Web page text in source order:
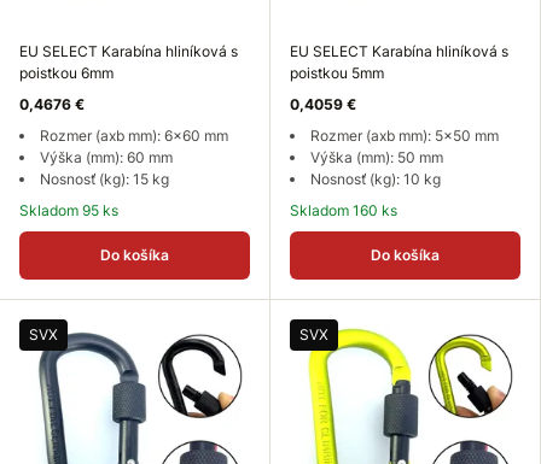
EU SELECT Karabína hliníková s
poistkou 6mm
0,4676 €
Rozmer (axb mm): 6x60 mm
Výška (mm): 60 mm
Nosnosť (kg): 15 kg
Skladom 95 ks
Do košíka
EU SELECT Karabína hliníková s
poistkou 5mm
0,4059 €
Rozmer (axb mm): 5x50 mm
Výška (mm): 50 mm
Nosnosť (kg): 10 kg
Skladom 160 ks
Do košíka
SVX SVX